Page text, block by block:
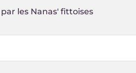
les Nanas' fittoises